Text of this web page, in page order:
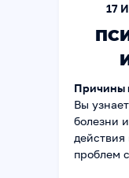
17
Причины
Вы
болезни
проблем